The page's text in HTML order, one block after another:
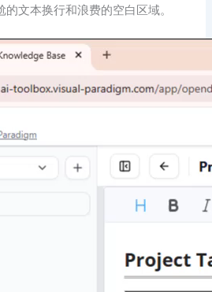
文本换行和浪费的空白区域。